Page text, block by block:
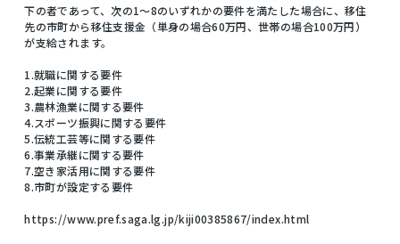
下の者であって、次の1～8のいずれかの要件を満たした場合に、移住
先の市町から移住支援金（単身の場合60万円、世帯の場合100万円）
が支給されます。
1.就職に関する要件
2.起業に関する要件
3.農林漁業に関する要件
4.スポーツ振興に関する要件
5.伝統工芸等に関する要件
6.事業承継に関する要件
7.空き家活用に関する要件
8.市町が設定する要件
https://www.pref.saga.lg.jp/kiji00385867/index.html